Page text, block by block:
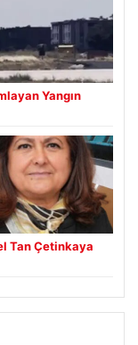
Yangın
Tan Çetinkaya